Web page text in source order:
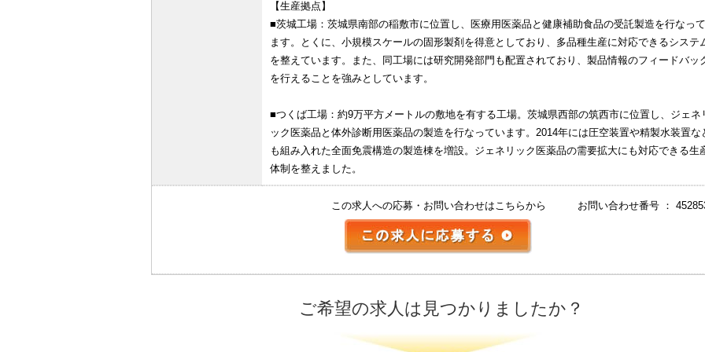
【生産拠点】
■茨城工場：茨城県南部の稲敷市に位置し、医療用医薬品と健康補助食品の受託製造を行なっ
ます。とくに、小規模スケールの固形製剤を得意としており、多品種生産に対応できるシステ
を整えています。また、同工場には研究開発部門も配置されており、製品情報のフィードバッ
を行えることを強みとしています。
■つくば工場：約9万平方メートルの敷地を有する工場。茨城県西部の筑西市に位置し、ジェネ
ック医薬品と体外診断用医薬品の製造を行なっています。2014年には圧空装置や精製水装置な
も組み入れた全面免震構造の製造棟を増設。ジェネリック医薬品の需要拡大にも対応できる生
体制を整えました。
お問い合わせ番号 ：
この求人への応募・お問い合わせはこちらから
ご希望の求人は見つかりましたか？